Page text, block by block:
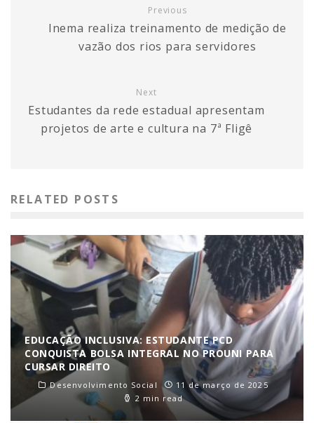
Previous
Inema realiza treinamento de medição de
vazão dos rios para servidores
Next
Estudantes da rede estadual apresentam
projetos de arte e cultura na 7ª Fligê
RELATED POSTS
EDUCAÇÃO INCLUSIVA: ESTUDANTE PCD
CONQUISTA BOLSA INTEGRAL NO PROUNI PARA
CURSAR DIREITO
Desenvolvimento Social
11 de março de 2025
2 min read